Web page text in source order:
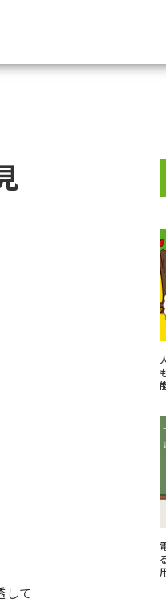
料種類から請求
部・学科パンフ
ト利用選抜の募集要項＆願書
ト「受験上の配慮案内」の請
小学校教員資格認
容や特徴を調べる
して